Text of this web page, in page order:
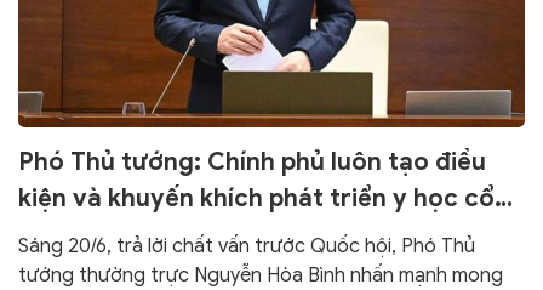
Phó Thủ tướng: Chính phủ luôn tạo điều
kiện và khuyến khích phát triển y học cổ
truyền
Sáng 20/6, trả lời chất vấn trước Quốc hội, Phó Thủ
tướng thường trực Nguyễn Hòa Bình nhấn mạnh mong